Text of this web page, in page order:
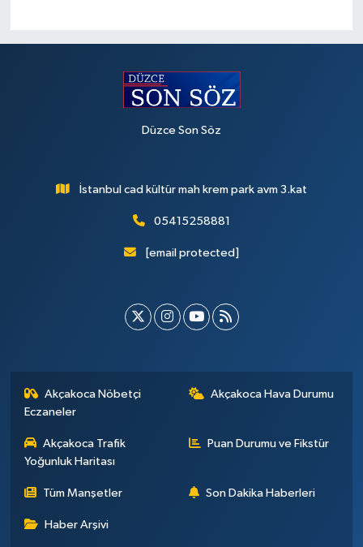
Düzce Son Söz
İstanbul cad kültür mah krem park avm 3.kat
05415258881
[email protected]
Akçakoca Nöbetçi
Eczaneler
Akçakoca Hava Durumu
Akçakoca Trafik
Yoğunluk Haritası
Puan Durumu ve Fikstür
Tüm Manşetler Son Dakika Haberleri
Haber Arşivi